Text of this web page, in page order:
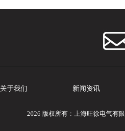
关于我们 新闻资讯
2026 版权所有：上海旺徐电气有